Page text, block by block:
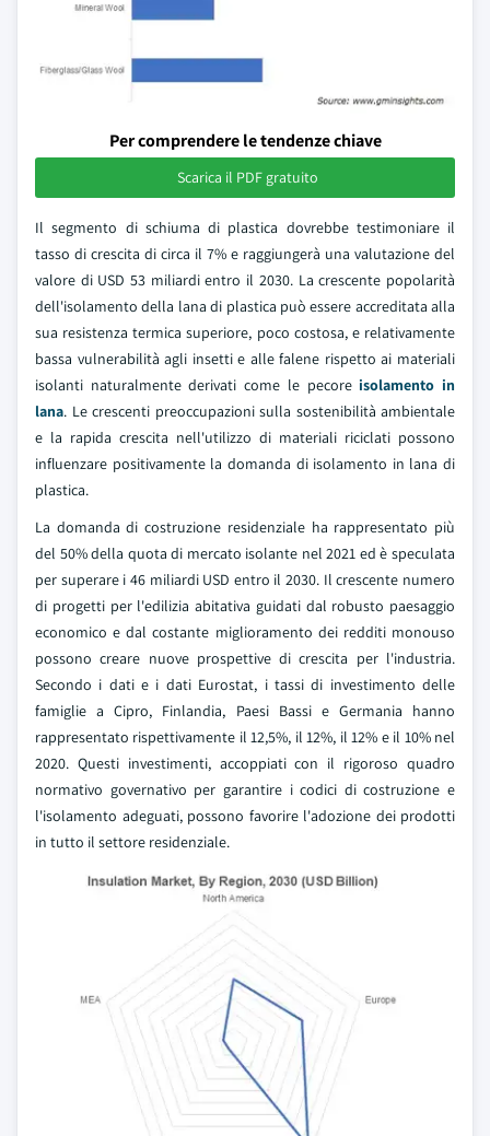
Per comprendere le tendenze chiave
Scarica il PDF gratuito
Il segmento di schiuma di plastica dovrebbe testimoniare il
tasso di crescita di circa il 7% e raggiungerà una valutazione del
valore di USD 53 miliardi entro il 2030. La crescente popolarità
dell'isolamento della lana di plastica può essere accreditata alla
sua resistenza termica superiore, poco costosa, e relativamente
bassa vulnerabilità agli insetti e alle falene rispetto ai materiali
isolanti naturalmente derivati come le pecore isolamento in
lana. Le crescenti preoccupazioni sulla sostenibilità ambientale
e la rapida crescita nell'utilizzo di materiali riciclati possono
influenzare positivamente la domanda di isolamento in lana di
plastica.
La domanda di costruzione residenziale ha rappresentato più
del 50% della quota di mercato isolante nel 2021 ed è speculata
per superare i 46 miliardi USD entro il 2030. Il crescente numero
di progetti per l'edilizia abitativa guidati dal robusto paesaggio
economico e dal costante miglioramento dei redditi monouso
possono creare nuove prospettive di crescita per l'industria.
Secondo i dati e i dati Eurostat, i tassi di investimento delle
famiglie a Cipro, Finlandia, Paesi Bassi e Germania hanno
rappresentato rispettivamente il 12,5%, il 12%, il 12% e il 10% nel
2020. Questi investimenti, accoppiati con il rigoroso quadro
normativo governativo per garantire i codici di costruzione e
l'isolamento adeguati, possono favorire l'adozione dei prodotti
in tutto il settore residenziale.